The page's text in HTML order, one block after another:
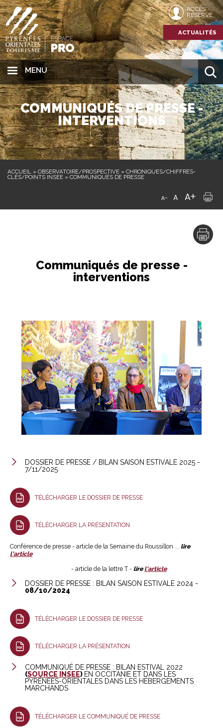
MENU
ACCÈS
RÉSERVÉ
ACTUALITÉS
COMMUNIQUÉS DE PRESSE -
INTERVENTIONS
ACCUEIL » OBSERVATOIRE/PROSPECTIVE » CHRONIQUES/CHIFFRES-
CLÉS/POINTS INSEE » COMMUNIQUÉS DE PRESSE
Communiqués de presse -
interventions
DOSSIER DE PRESSE / BILAN SAISON ESTIVALE 2025 -
7/11/2025
TÉLÉCHARGER LE DOSSIER DE PRESSE
TÉLÉCHARGER LA PRÉSENTATION
Conférence de presse - article de la Semaine du Roussillon ... lire
l'article
- article de la lettre T - lire l'article
DOSSIER DE PRESSE : BILAN SAISON ESTIVALE 2024 -
08/10/2024
TÉLÉCHARGER LE DOSSIER DE PRESSE
TÉLÉCHARGER LA PRÉSENTATION
COMMUNIQUÉ DE PRESSE : BILAN ESTIVAL 2022
(SOURCE INSEE) EN OCCITANIE ET DANS LES
PYRÉNÉES-ORIENTALES DANS LES HÉBERGEMENTS
MARCHANDS
TÉLÉCHARGER LE COMMUNIQUÉ DE PRESSE